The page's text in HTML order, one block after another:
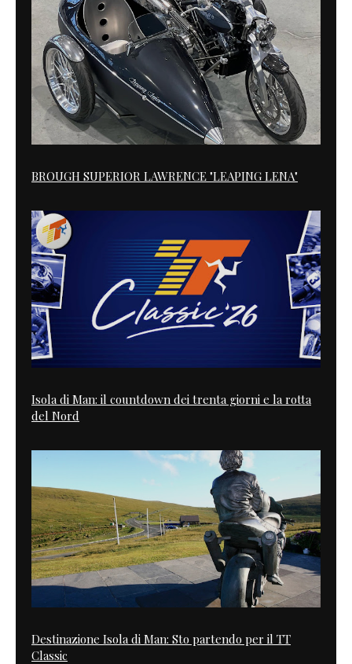
BROUGH SUPERIOR LAWRENCE "LEAPING LENA"
Isola di Man: il countdown dei trenta giorni e la rotta
del Nord
Destinazione Isola di Man: Sto partendo per il TT
Classic